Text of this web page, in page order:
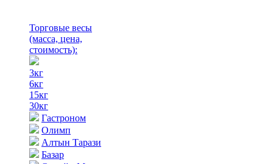
Торговые весы
(масса, цена,
стоимость):
3кг
6кг
15кг
30кг
Гастроном
Олимп
Алтын Тарази
Базар